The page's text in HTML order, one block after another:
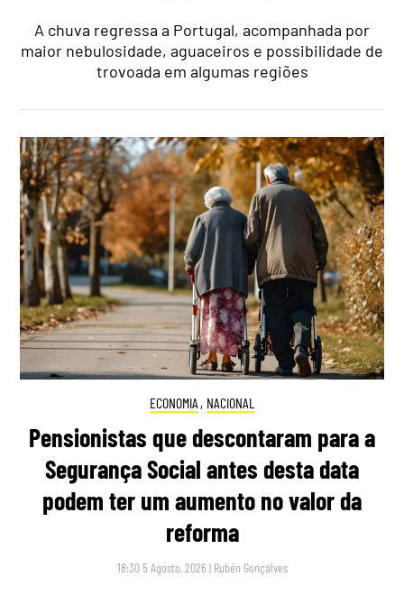
A chuva regressa a Portugal, acompanhada por
maior nebulosidade, aguaceiros e possibilidade de
trovoada em algumas regiões
ECONOMIA , NACIONAL
Pensionistas que descontaram para a
Segurança Social antes desta data
podem ter um aumento no valor da
reforma
18:30 5 Agosto, 2026 | Rubén Gonçalves